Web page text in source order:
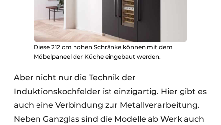
Diese 212 cm hohen Schränke können mit dem
Möbelpaneel der Küche eingebaut werden.
Aber nicht nur die Technik der
Induktionskochfelder ist einzigartig. Hier gibt es
auch eine Verbindung zur Metallverarbeitung.
Neben Ganzglas sind die Modelle ab Werk auch